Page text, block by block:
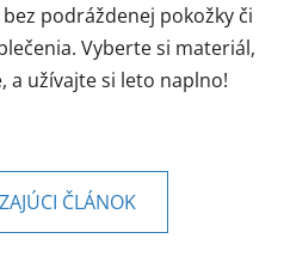
podráždenej pokožky či
Vyberte si materiál,
a užívajte si leto naplno!
ČLÁNOK